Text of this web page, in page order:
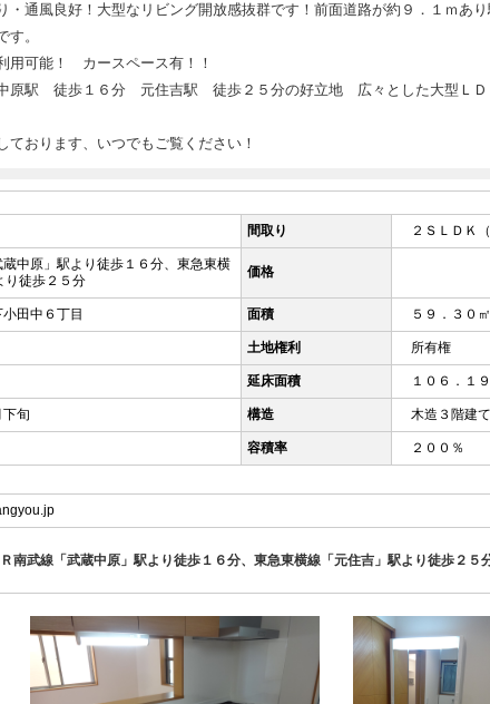
・通風良好！大型なリビング開放感抜群です！前面道路が約９．１ｍあ
す。
用可能！ カースペース有！！
原駅 徒歩１６分 元住吉駅 徒歩２５分の好立地 広々とした大型ＬＤ
ております、いつでもご覧ください！
間取り ２ＳＬＤＫ
蔵中原」駅より徒歩１６分、東急東横
り徒歩２５分
価格
田中６丁目 面積 ５９．３０㎡
土地権利 所有権
延床面積 １０６．１
旬 構造 木造３階建て
容積率
２００％
Ｒ南武線「武蔵中原」駅より徒歩１６分、東急東横線「元住吉」駅より徒歩２５